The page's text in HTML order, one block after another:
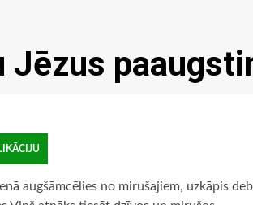
Jēzus
augšāmcēlies no mirušajiem, uzkāpis